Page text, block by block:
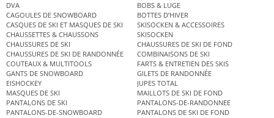
DVA
BOBS & LUGE
CAGOULES DE SNOWBOARD
BOTTES D’HIVER
CASQUES DE SKI ET MASQUES DE SKI
SKISOCKEN & ACCESSOIRES
CHAUSSETTES & CHAUSSONS
SKISOCKEN
CHAUSSURES DE SKI
CHAUSSURES DE SKI DE FOND
CHAUSSURES DE SKI DE RANDONNÉE
COMBINAISONS DE SKI
COUTEAUX & MULTITOOLS
FARTS & ENTRETIEN DES SKIS
GANTS DE SNOWBOARD
GILETS DE RANDONNÉE
EISHOCKEY
JUPES TOTAL
MASQUES DE SKI
MAILLOTS DE SKI DE FOND
PANTALONS DE SKI
PANTALONS-DE-RANDONNEE
PANTALONS-DE-SNOWBOARD
PANTALONS DE SKI DE FOND